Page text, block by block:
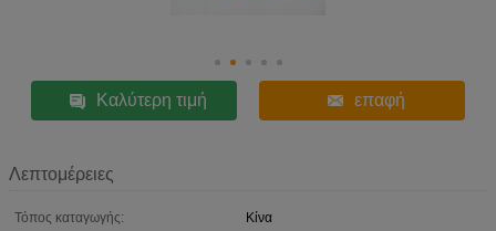
Καλύτερη τιμή επαφή
Λεπτομέρειες
Τόπος καταγωγής:
Κίνα